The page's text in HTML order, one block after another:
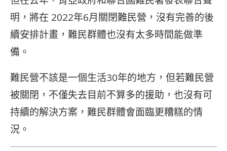
明，將在 2022年6月關閉難民營，沒有完善的後
續安排計畫，難民群體也沒有太多時間能做準
備。
難民營不該是一個生活30年的地方，但若難民營
被關閉，不僅失去目前不算多的援助，也沒有可
持續的解決方案，難民群體會面臨更糟糕的情
況。